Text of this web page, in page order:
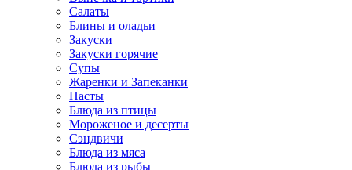
Салаты
Блины и оладьи
Закуски
Закуски горячие
Супы
Жаренки и Запеканки
Пасты
Блюда из птицы
Мороженое и десерты
Сэндвичи
Блюда из мяса
Блюда из рыбы